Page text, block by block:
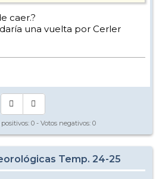
caer.?
una vuelta por Cerler
0 - Votos negativos: 0
Temp. 24-25